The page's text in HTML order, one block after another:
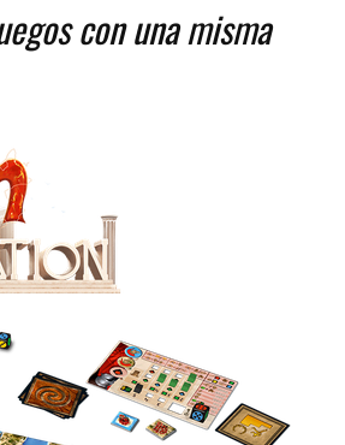
con una misma